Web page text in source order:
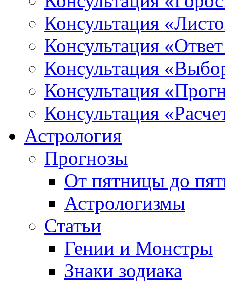
Консультация
Консультация
Консультация
Консультация
Консультация
Астрология
Прогнозы
От пятницы до
Астрологизмы
Статьи
Гении и Монстры
Знаки зодиака